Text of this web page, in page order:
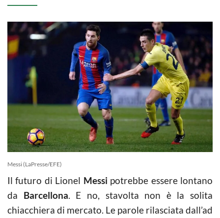
Messi (LaPresse/EFE)
Il futuro di Lionel Messi potrebbe essere lontano
da Barcellona. E no, stavolta non è la solita
chiacchiera di mercato. Le parole rilasciata dall’ad